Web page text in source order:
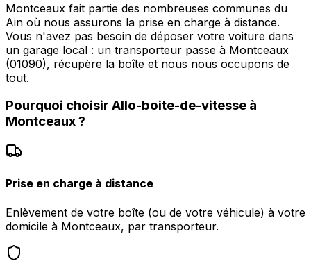
Montceaux fait partie des nombreuses communes du
Ain où nous assurons la prise en charge à distance.
Vous n'avez pas besoin de déposer votre voiture dans
un garage local : un transporteur passe à Montceaux
(01090), récupère la boîte et nous nous occupons de
tout.
Pourquoi choisir Allo-boite-de-vitesse à
Montceaux?
Prise en charge à distance
Enlèvement de votre boîte (ou de votre véhicule) à votre
domicile à Montceaux, par transporteur.